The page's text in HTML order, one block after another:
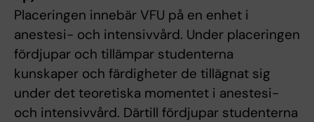
Placeringen innebär VFU på en enhet i
anestesi- och intensivvård. Under placeringen
fördjupar och tillämpar studenterna
kunskaper och färdigheter de tillägnat sig
under det teoretiska momentet i anestesi-
och intensivvård. Därtill fördjupar studenterna